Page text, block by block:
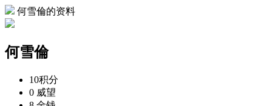
何雪倫的资料
何雪倫
10积分
0 威望